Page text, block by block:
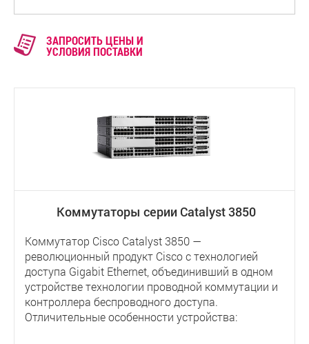
ЗАПРОСИТЬ ЦЕНЫ И
УСЛОВИЯ ПОСТАВКИ
Коммутаторы серии Catalyst 3850
Коммутатор Cisco Catalyst 3850 —
революционный продукт Cisco с технологией
доступа Gigabit Ethernet, объединивший в одном
устройстве технологии проводной коммутации и
контроллера беспроводного доступа.
Отличительные особенности устройства: